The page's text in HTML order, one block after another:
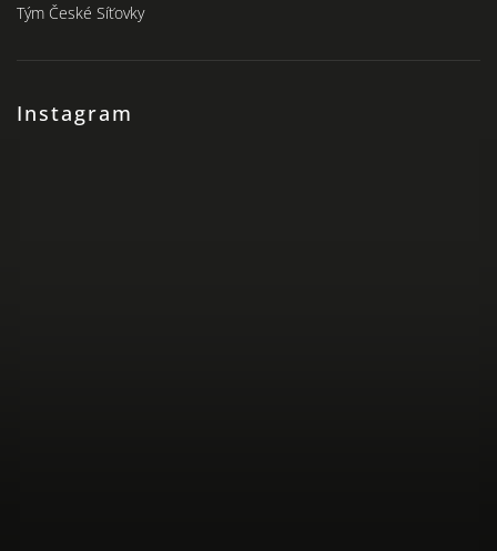
Tým České Síťovky
Instagram